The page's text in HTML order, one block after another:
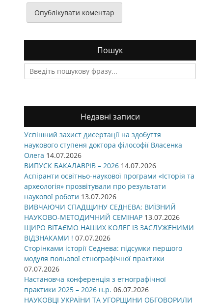
Пошук
Search
for:
Недавні записи
Успішний захист дисертації на здобуття
наукового ступеня доктора філософії Власенка
Олега 14.07.2026
ВИПУСК БАКАЛАВРІВ – 2026 14.07.2026
Аспіранти освітньо-наукової програми «Історія та
археологія» прозвітували про результати
наукової роботи 13.07.2026
ВИВЧАЮЧИ СПАДЩИНУ СЕДНЕВА: ВИЇЗНИЙ
НАУКОВО-МЕТОДИЧНИЙ СЕМІНАР 13.07.2026
ЩИРО ВІТАЄМО НАШИХ КОЛЕГ ІЗ ЗАСЛУЖЕНИМИ
ВІДЗНАКАМИ ! 07.07.2026
Сторінками історії Седнева: підсумки першого
модуля польової етнографічної практики
07.07.2026
Настановча конференція з етнографічної
практики 2025 – 2026 н.р. 06.07.2026
НАУКОВЦІ УКРАЇНИ ТА УГОРЩИНИ ОБГОВОРИЛИ